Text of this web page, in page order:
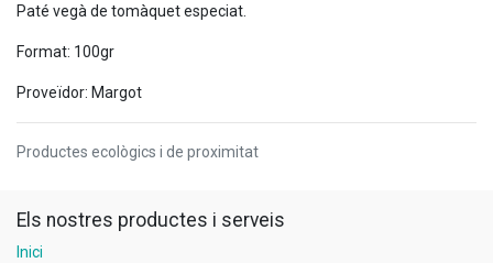
Paté vegà de tomàquet especiat.
Format: 100gr
Proveïdor: Margot
Productes ecològics i de proximitat
Els nostres productes i serveis
Inici